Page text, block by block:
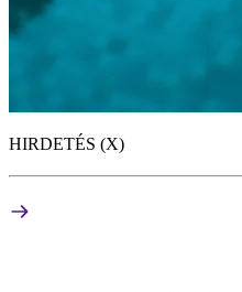
HIRDETÉS (X)